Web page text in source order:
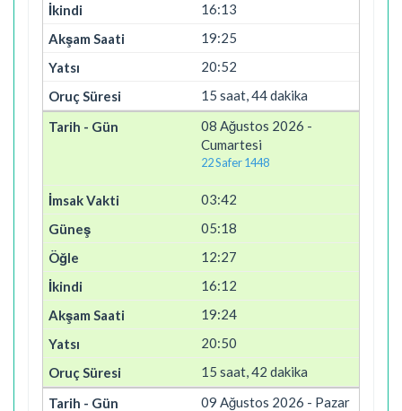
16:13
19:25
20:52
15 saat, 44 dakika
08 Ağustos 2026 -
Cumartesi
22 Safer 1448
03:42
05:18
12:27
16:12
19:24
20:50
15 saat, 42 dakika
09 Ağustos 2026 - Pazar